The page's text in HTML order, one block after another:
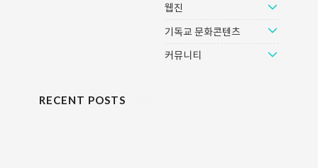
웹진
기독교 문화콘텐츠
커뮤니티
RECENT POSTS